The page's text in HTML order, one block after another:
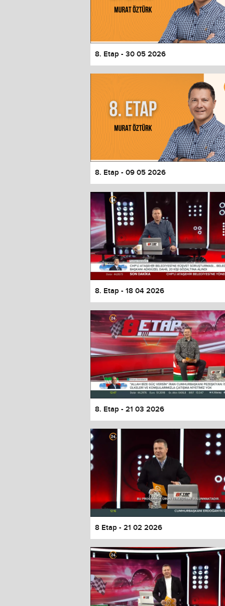
8. Etap - 30 05 2026
8. Etap - 09 05 2026
8. Etap - 18 04 2026
8. Etap - 21 03 2026
8 Etap - 21 02 2026